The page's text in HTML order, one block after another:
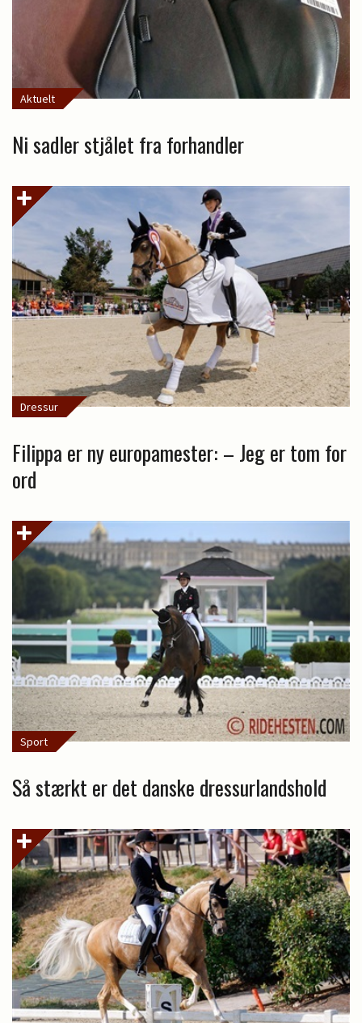
Aktuelt
Ni sadler stjålet fra forhandler
Dressur
Filippa er ny europamester: – Jeg er tom for
ord
Sport
Så stærkt er det danske dressurlandshold